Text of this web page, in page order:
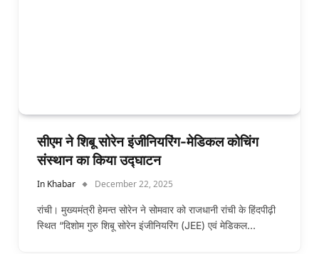
सीएम ने शिबू सोरेन इंजीनियरिंग-मेडिकल कोचिंग
संस्थान का किया उद्घाटन
In Khabar December 22, 2025
रांची। मुख्यमंत्री हेमन्त सोरेन ने सोमवार को राजधानी रांची के हिंदपीढ़ी
स्थित “दिशोम गुरु शिबू सोरेन इंजीनियरिंग (JEE) एवं मेडिकल…